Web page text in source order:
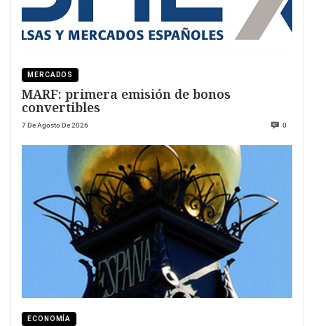
MERCADOS
MARF: primera emisión de bonos
convertibles
7 De Agosto De 2026 0
ECONOMÍA